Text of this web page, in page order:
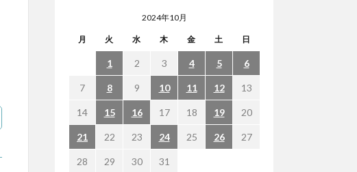
2024年10月
月 火 水 木 金 土 日
1 2 3 4 5 6
7 8 9 10 11 12 13
14 15 16 17 18 19 20
21 22 23 24 25 26 27
28 29 30
31